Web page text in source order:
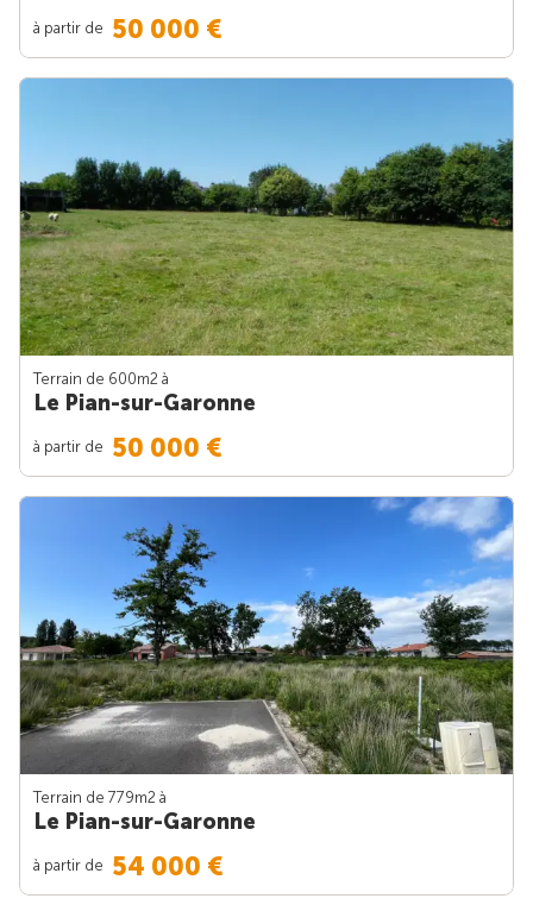
à partir de 50 000 €
Terrain de 600m2 à
Le Pian-sur-Garonne
à partir de 50 000 €
Terrain de 779m2 à
Le Pian-sur-Garonne
à partir de 54 000 €